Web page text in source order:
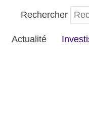
Rechercher
Actualité